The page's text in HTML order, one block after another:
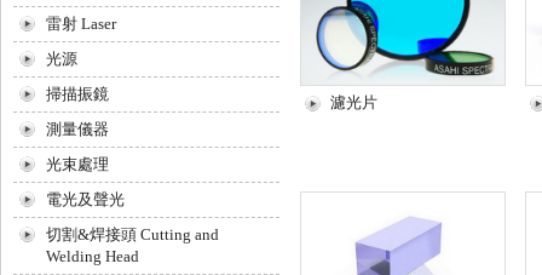
濾光片
雷射 Laser
光源
掃描振鏡
測量儀器
光束處理
電光及聲光
切割&焊接頭 Cutting and
Welding Head